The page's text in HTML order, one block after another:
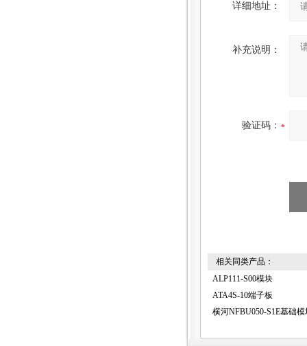
详细地址：
补充说明：
验证码：
相关同类产品：
ALP111-S00模块
ATA4S-10端子板
横河NFBU050-S1E基础模